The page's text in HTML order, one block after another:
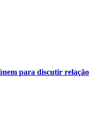
para discutir relação